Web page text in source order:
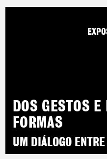
DOS GESTOS E
FORMAS
UM DIÁLOGO